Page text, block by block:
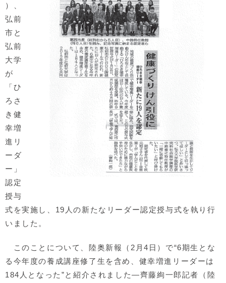
）、
弘前
市と
弘前
大学
が
「ひ
ろさ
き健
幸増
進リ
ーダ
ー」
認定
授与
式を実施し、19人の新たなリーダー認定授与式を執り行
いました。
このことについて、陸奥新報（2月4日）で“6期生とな
る今年度の養成講座修了生を含め、健幸増進リーダーは
184人となった”と紹介されました―齊藤絢一郎記者（陸